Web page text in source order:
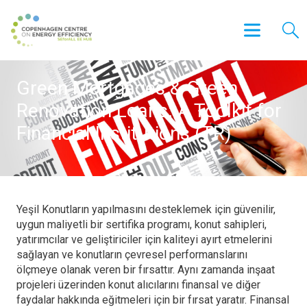
Green Mortgages & Green
Renovation Loans: A Toolkit for
Financial Institutions (TR)
Yeşil Konutların yapılmasını desteklemek için güvenilir,
uygun maliyetli bir sertifika programı, konut sahipleri,
yatırımcılar ve geliştiriciler için kaliteyi ayırt etmelerini
sağlayan ve konutların çevresel performanslarını
ölçmeye olanak veren bir fırsattır. Aynı zamanda inşaat
projeleri üzerinden konut alıcılarını finansal ve diğer
faydalar hakkında eğitmeleri için bir fırsat yaratır. Finansal